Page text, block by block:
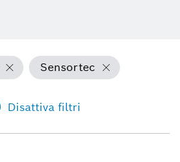
Sensortec
Disattiva filtri